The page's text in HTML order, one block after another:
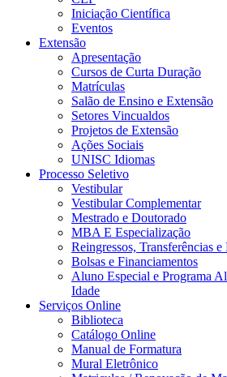
Iniciação Científica
Eventos
Extensão
Apresentação
Cursos de Curta Duração
Matrículas
Salão de Ensino e Extensão
Setores Vincualdos
Projetos de Extensão
Ações Sociais
UNISC Idiomas
Processo Seletivo
Vestibular
Vestibular Complementar
Mestrado e Doutorado
MBA E Especialização
Reingressos, Transferências
Bolsas e Financiamentos
Aluno Especial e Programa
Idade
Serviços Online
Biblioteca
Catálogo Online
Manual de Formatura
Mural Eletrônico